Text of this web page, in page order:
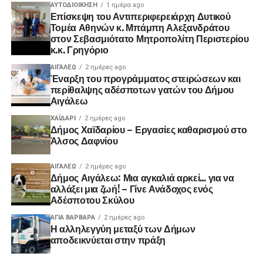
ΑΥΤΟΔΙΟΊΚΗΣΗ 1 ημέρα ago
Επίσκεψη του Αντιπεριφερειάρχη Δυτικού
Τομέα Αθηνών κ. Μπάμπη Αλεξανδράτου
στον Σεβασμιότατο Μητροπολίτη Περιστερίου
κ.κ. Γρηγόριο
ΑΙΓΑΛΕΩ 2 ημέρες ago
Έναρξη του προγράμματος στειρώσεων και
περίθαλψης αδέσποτων γατών του Δήμου
Αιγάλεω
ΧΑΪΔΑΡΙ 2 ημέρες ago
Δήμος Χαϊδαρίου – Εργασίες καθαρισμού στο
Άλσος Δαφνίου
ΑΙΓΑΛΕΩ 2 ημέρες ago
Δήμος Αιγάλεω: Μια αγκαλιά αρκεί… για να
αλλάξει μια ζωή! – Γίνε Ανάδοχος ενός
Αδέσποτου Σκύλου
ΑΓΙΑ ΒΑΡΒΑΡΑ 2 ημέρες ago
Η αλληλεγγύη μεταξύ των Δήμων
αποδεικνύεται στην πράξη